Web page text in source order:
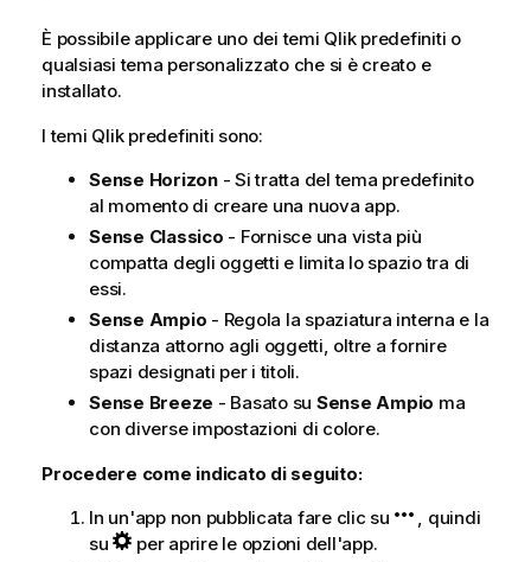
c
a
È possibile applicare uno dei temi Qlikpredefiniti o
qualsiasi tema personalizzato che si è creato e
installato.
I temi Qlikpredefiniti sono:
Sense Horizon- Si tratta del tema predefinito
al momento di creare una nuova app.
Sense Classico - Fornisce una vista più
compatta degli oggetti e limita lo spazio tra di
essi.
Sense Ampio - Regola la spaziatura interna e la
distanza attorno agli oggetti, oltre a fornire
spazi designati per i titoli.
Sense Breeze - Basato su Sense Ampio ma
con diverse impostazioni di colore.
Procedere come indicato di seguito:
In un'app non pubblicata fare clic su
, quindi
su
per aprire le opzioni dell'app.